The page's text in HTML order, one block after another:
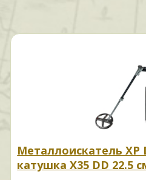
Металлоискатель XP
катушка X35 DD 22.5